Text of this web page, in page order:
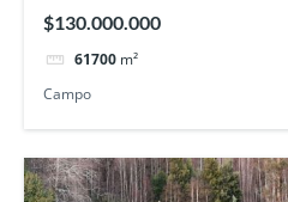
$130.000.000
61700 m²
Campo